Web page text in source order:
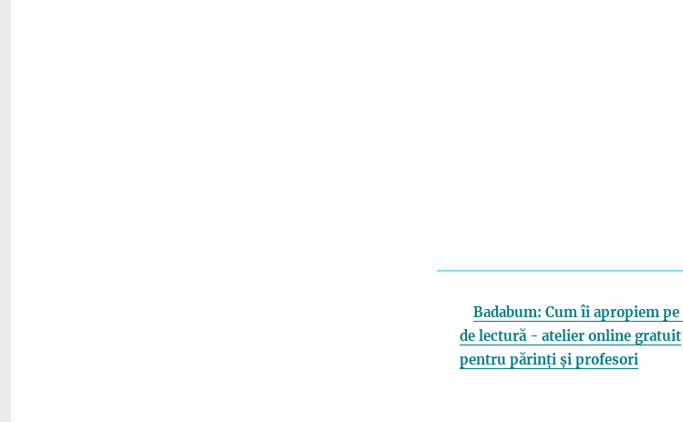
Badabum: Cum îi apropiem
de lectură - atelier online gratuit
pentru părinți și profesori